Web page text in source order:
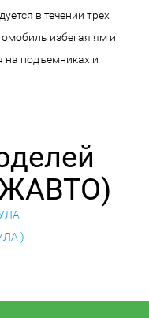
в течении трех
избегая ям и
на подъемниках и
)